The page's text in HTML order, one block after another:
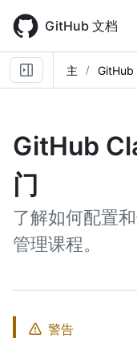
main
content
GitHub 文档
主 GitHub
GitHub
门
了解如何配置
管理课程。
警告